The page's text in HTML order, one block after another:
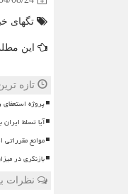
تگهای
این
تازه
پروژه
آیا تسلط
موانع
بازنگری در
نظرات